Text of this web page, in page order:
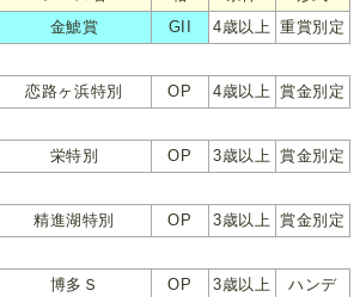
金鯱賞 GII 4歳以上 重賞別定
恋路ヶ浜特別 OP 4歳以上 賞金別定
栄特別 OP 3歳以上 賞金別定
精進湖特別 OP 3歳以上 賞金別定
博多Ｓ OP 3歳以上 ハンデ